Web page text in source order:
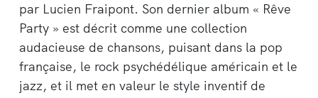
par Lucien Fraipont. Son dernier album « Rêve
Party » est décrit comme une collection
audacieuse de chansons, puisant dans la pop
française, le rock psychédélique américain et le
jazz, et il met en valeur le style inventif de